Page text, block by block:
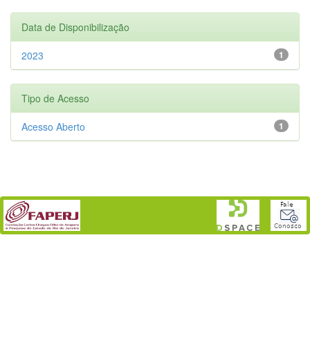
Data de Disponibilização
1
2023
Tipo de Acesso
1
Acesso Aberto